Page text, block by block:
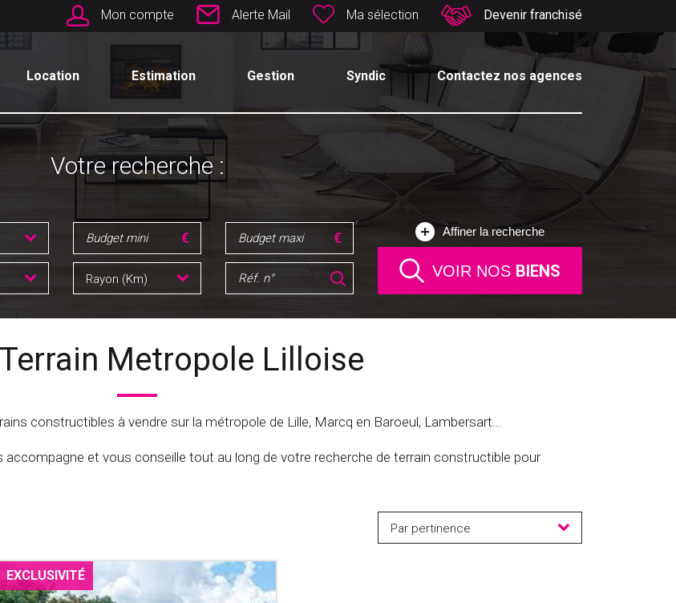
Mon compte Alerte Mail Ma sélection Devenir franchisé
Location Estimation Gestion Syndic Contactez nos agences
Votre recherche :
Rayon (Km)
Affiner la recherche
VOIR NOS BIENS
Metropole Lilloise
constructibles à vendre sur la métropole de Lille, Marcq en Baroeul, Lambersart...
et vous conseille tout au long de votre recherche de terrain constructible pour
Par pertinence
EXCLUSIVITÉ